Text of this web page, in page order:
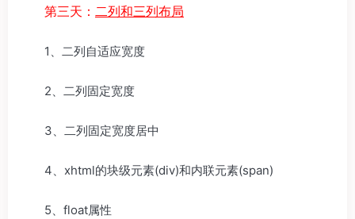
第三天： 二列和三列布局
1、二列自适应宽度
2、二列固定宽度
3、二列固定宽度居中
4、xhtml的块级元素(div)和内联元素(span)
5、float属性